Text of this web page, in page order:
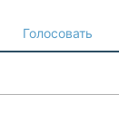
Голосовать